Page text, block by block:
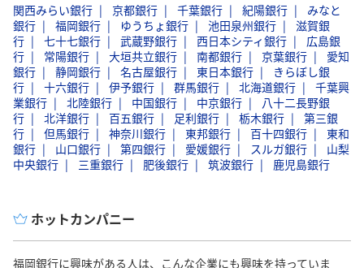
関西みらい銀行 京都銀行 千葉銀行 紀陽銀行
みなと
銀行
福岡銀行 ゆうちょ銀行 池田泉州銀行
滋賀銀
行
七十七銀行 武蔵野銀行 西日本シティ銀行
広島銀
行
常陽銀行 大垣共立銀行 南都銀行 京葉銀行
愛知
銀行
静岡銀行 名古屋銀行 東日本銀行
きらぼし銀
行
十六銀行 伊予銀行 群馬銀行 北海道銀行
千葉興
業銀行
北陸銀行 中国銀行 中京銀行
八十二長野銀
行
北洋銀行 百五銀行 足利銀行 栃木銀行
第三銀
行
但馬銀行 神奈川銀行 東邦銀行 百十四銀行
東和
銀行
山口銀行 第四銀行 愛媛銀行 スルガ銀行
山梨
中央銀行
三重銀行 肥後銀行 筑波銀行 鹿児島銀行
ホットカンパニー
福岡銀行に興味がある人は、こんな企業にも興味を持っていま